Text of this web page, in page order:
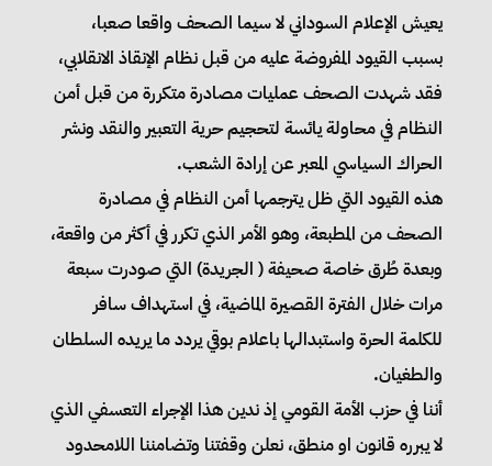
يعيش الإعلام السوداني لا سيما الصحف واقعا صعبا،
بسبب القيود المفروضة عليه من قبل نظام الإنقاذ الانقلابي،
فقد شهدت الصحف عمليات مصادرة متكررة من قبل أمن
النظام في محاولة يائسة لتحجيم حرية التعبير والنقد ونشر
الحراك السياسي المعبر عن إرادة الشعب.
هذه القيود التي ظل يترجمها أمن النظام في مصادرة
الصحف من المطبعة، وهو الأمر الذي تكرر في أكثر من واقعة،
وبعدة طُرق خاصة صحيفة ( الجريدة) التي صودرت سبعة
مرات خلال الفترة القصيرة الماضية، في استهداف سافر
للكلمة الحرة واستبدالها باعلام بوقي يردد ما يريده السلطان
والطغيان.
أننا في حزب الأمة القومي إذ ندين هذا الإجراء التعسفي الذي
لا يبرره قانون او منطق، نعلن وقفتنا وتضامننا اللامحدود